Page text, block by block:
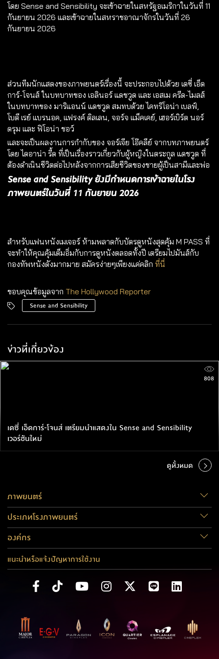
โดย Sense and Sensibility จะเข้าฉายในสหรัฐอเมริกาในวันที่ 11
กันยายน 2026 และเข้าฉายในสหราชอาณาจักรในวันที่ 26
กันยายน 2026
ส่วนทีมนักแสดงของภาพยนตร์เรื่องนี้ จะประกอบไปด้วย เดซี่ เอ็ด
การ์-โจนส์ ในบทบาทของ เอลินอร์ แดชวูด และ เอสเม ครีด-ไมลส์
ในบทบาทของ มาริแอนน์ แดชวูด สมทบด้วย ไคทริโอน่า เบลฟ์,
โบดี เรย์ แบรนอค, แฟรงค์ ดิลเลน, จอร์จ แม็คเคย์, เฮอร์เบิร์ต นอร์
ดรุม และ ฟิโอน่า ชอว์
และจะเป็นผลงานการกำกับของ จอร์เจีย โอ๊คลีย์ จากบทภาพยนตร์
โดย ไดอาน่า รี้ด ที่เป็นเรื่องราวเกี่ยวกับผู้หญิงในตระกูล แดชวูด ที่
ต้องดำเนินชีวิตต่อไปหลังจากการเสียชีวิตของชายผู้เป็นสามีและพ่อ
Sense and Sensibility ยังมีกำหนดการเข้าฉายในโรง
ภาพยนตร์ในวันที่ 11 กันยายน 2026
สำหรับแฟนหนังเมเจอร์ ห้ามพลาดกับบัตรดูหนังสุดคุ้ม M PASS ที่
จะทำให้คุณคุ้มเต็มอิ่มกับการดูหนังตลอดทั้งปี เตรียมไปมันส์กับ
กองทัพหนังดังมากมาย สมัครง่ายๆเพียงแค่คลิก ที่นี่
ขอบคุณข้อมูลจาก The Hollywood Reporter
Sense and Sensibility
ข่าวที่เกี่ยวข้อง
เดซี่ เอ็ดการ์-โจนส์ เตรียมนำแสดงใน Sense and Sensibility
เวอร์ชันใหม่
808
ดูทั้งหมด
ภาพยนตร์
ประเภทโรงภาพยนตร์
องค์กร
แนะนำหรือแจ้งปัญหาการใช้งาน